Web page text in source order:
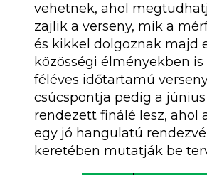
vehetnek, ahol
zajlik a verseny, mik a
és kikkel dolgoznak majd
közösségi élményekben is
féléves időtartamú
csúcspontja pedig a
rendezett finálé lesz, ahol
egy jó hangulatú
keretében mutatják be